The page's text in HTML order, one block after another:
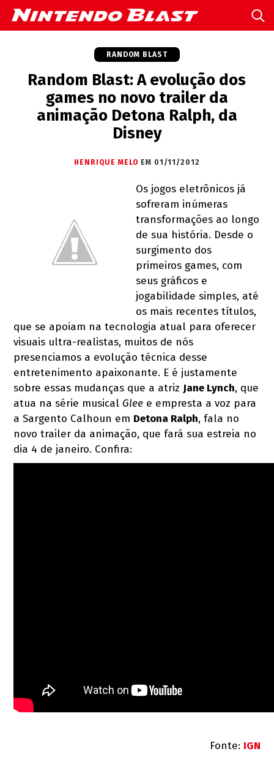
RANDOM BLAST
Random Blast: A evolução dos
games no novo trailer da
animação Detona Ralph, da
Disney
HENRIQUE MELO EM 01/11/2012
Os jogos eletrônicos já
sofreram inúmeras
transformações ao longo
de sua história. Desde o
surgimento dos
primeiros games, com
seus gráficos e
jogabilidade simples, até
os mais recentes títulos,
que se apoiam na tecnologia atual para oferecer
visuais ultra-realistas, muitos de nós
presenciamos a evolução técnica desse
entretenimento apaixonante. E é justamente
sobre essas mudanças que a atriz Jane Lynch, que
atua na série musical Glee e empresta a voz para
a Sargento Calhoun em Detona Ralph, fala no
novo trailer da animação, que fará sua estreia no
dia 4 de janeiro. Confira:
Fonte: IGN